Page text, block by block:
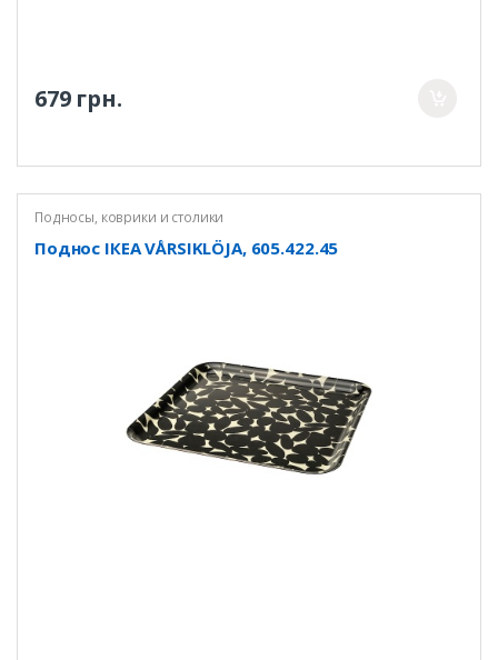
679 грн.
Подносы, коврики и столики
Поднос ІКЕА VÅRSIKLÖJA, 605.422.45